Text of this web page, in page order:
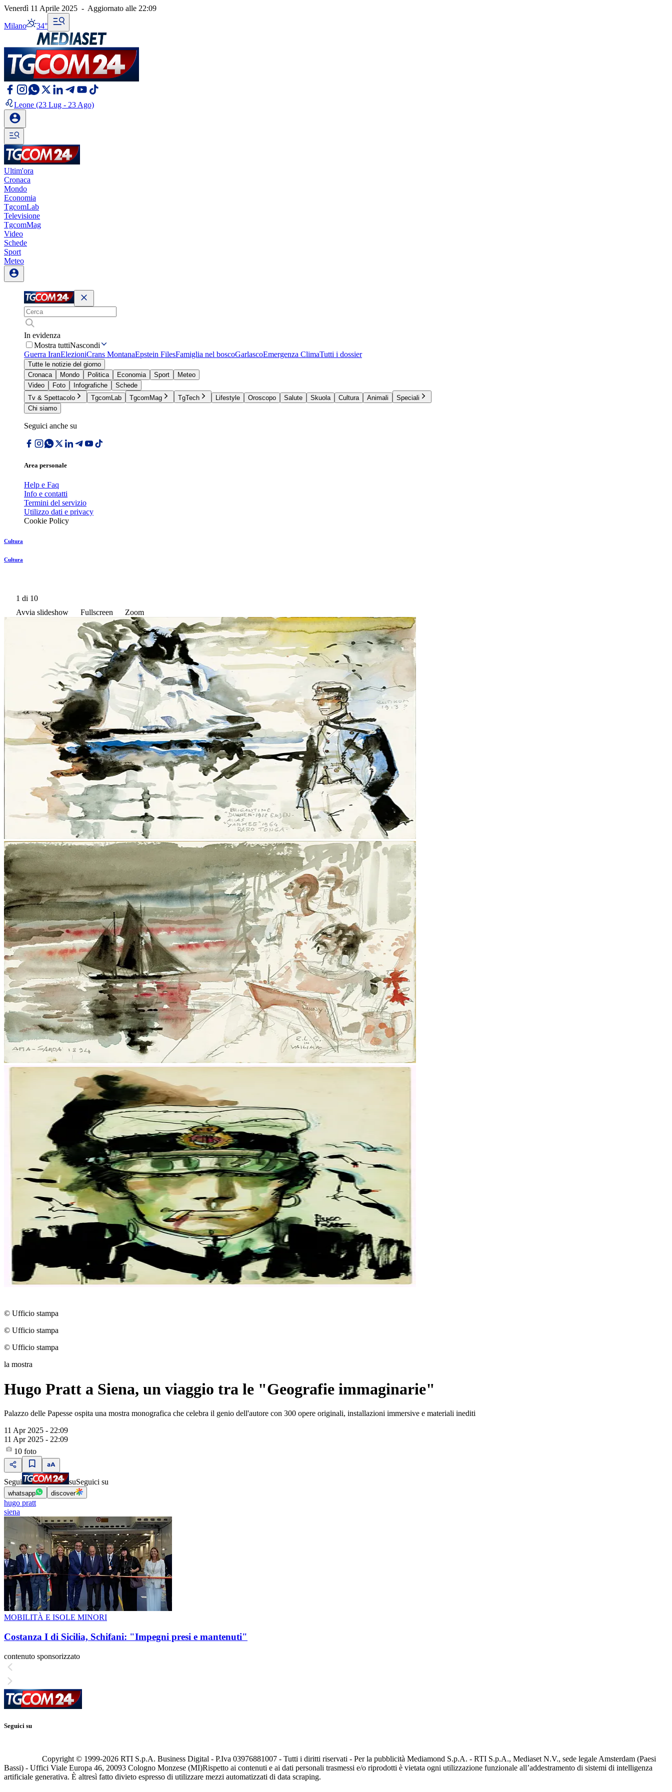
Venerdì 11 Aprile 2025 - Aggiornato alle 22:09
Milano 34°
Leone (23 Lug - 23 Ago)
Ultim'ora
Cronaca
Mondo
Economia
TgcomLab
Televisione
TgcomMag
Video
Schede
Sport
Meteo
In evidenza
Mostra tuttiNascondi
Guerra IranElezioniCrans MontanaEpstein FilesFamiglia nel boscoGarlascoEmergenza ClimaTutti i dossier
Tutte le notizie del giorno
Cronaca
Mondo Politica Economia Sport
Meteo
Video
Foto Infografiche
Schede
Tv & Spettacolo
TgcomLab TgcomMag TgTech Lifestyle Oroscopo Salute Skuola Cultura Animali
Speciali
Chi siamo
Seguici anche su
Area personale
Help e Faq
Info e contatti
Termini del servizio
Utilizzo dati e privacy
Cookie Policy
Cultura
Cultura
1 di 10
Avvia slideshow
Fullscreen Zoom
© Ufficio stampa
© Ufficio stampa
© Ufficio stampa
la mostra
Hugo Pratt a Siena, un viaggio tra le "Geografie immaginarie"
Palazzo delle Papesse ospita una mostra monografica che celebra il genio dell'autore con 300 opere originali, installazioni immersive e materiali inediti
11 Apr 2025 - 22:09
11 Apr 2025 - 22:09
10 foto
Segui suSeguici su
whatsapp discover
hugo pratt
siena
MOBILITÀ E ISOLE MINORI
Costanza I di Sicilia, Schifani: "Impegni presi e mantenuti"
contenuto sponsorizzato
Seguici su
Copyright © 1999-2026 RTI S.p.A. Business Digital - P.Iva 03976881007 - Tutti i diritti riservati - Per la pubblicità Mediamond S.p.A. - RTI S.p.A., Mediaset N.V., sede legale Amsterdam (Paesi
Bassi) - Uffici Viale Europa 46, 20093 Cologno Monzese (MI)Rispetto ai contenuti e ai dati personali trasmessi e/o riprodotti è vietata ogni utilizzazione funzionale all’addestramento di sistemi di intelligenza
artificiale generativa. È altresì fatto divieto espresso di utilizzare mezzi automatizzati di data scraping.